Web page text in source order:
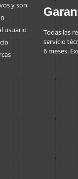
y son
usuario
Todas las
servicio
6 meses.